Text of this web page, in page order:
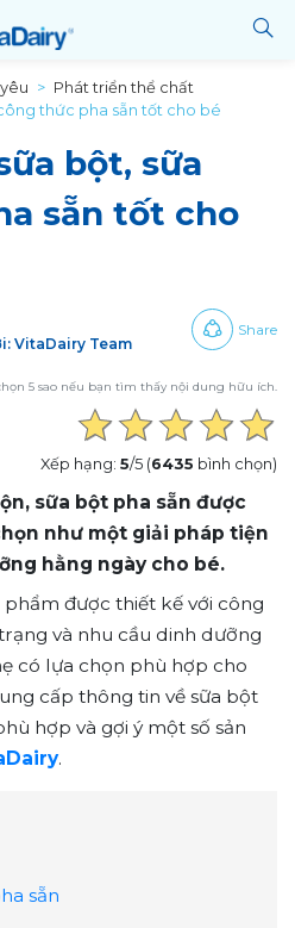
Phát triển thể chất
thức pha sẵn tốt cho bé
bột, sữa
sẵn tốt cho
VitaDairy Team
Share
5 sao nếu bạn tìm thấy nội dung hữu ích.
Xếp hạng: 5/5 (6435 bình chọn)
sữa bột pha sẵn được
như một giải pháp tiện
hằng ngày cho bé.
được thiết kế với công
và nhu cầu dinh dưỡng
có lựa chọn phù hợp cho
cấp thông tin về sữa bột
hợp và gợi ý một số sản
.
sẵn